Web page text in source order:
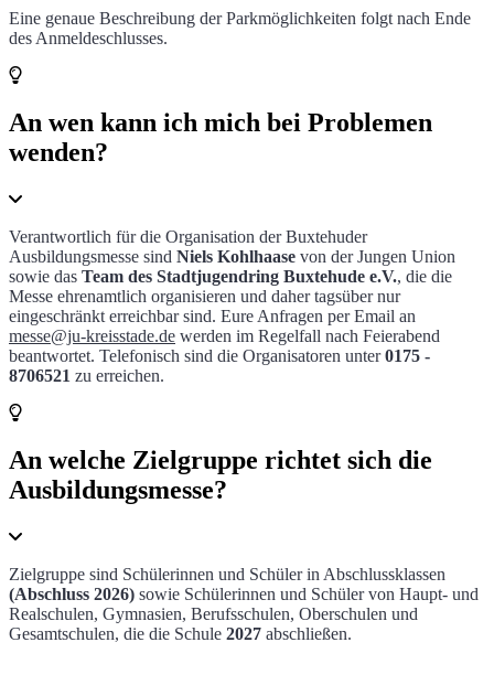
Eine genaue Beschreibung der Parkmöglichkeiten folgt nach Ende
des Anmeldeschlusses.
An wen kann ich mich bei Problemen
wenden?
Verantwortlich für die Organisation der Buxtehuder
Ausbildungsmesse sind Niels Kohlhaase von der Jungen Union
sowie das Team des Stadtjugendring Buxtehude e.V., die die
Messe ehrenamtlich organisieren und daher tagsüber nur
eingeschränkt erreichbar sind. Eure Anfragen per Email an
messe@ju-kreisstade.de werden im Regelfall nach Feierabend
beantwortet. Telefonisch sind die Organisatoren unter0175 -
8706521 zu erreichen.
An welche Zielgruppe richtet sich die
Ausbildungsmesse?
Zielgruppe sind Schülerinnen und Schüler in Abschlussklassen
(Abschluss 2026) sowie Schülerinnen und Schüler von Haupt- und
Realschulen, Gymnasien, Berufsschulen, Oberschulen und
Gesamtschulen, die die Schule 2027 abschließen.